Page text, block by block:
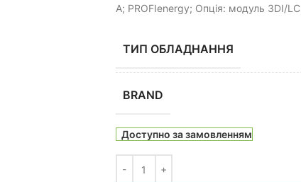
A; PROFIenergy; Опція: модуль 3DI/LC
ТИП ОБЛАДНАННЯ
BRAND
Доступно за замовленням